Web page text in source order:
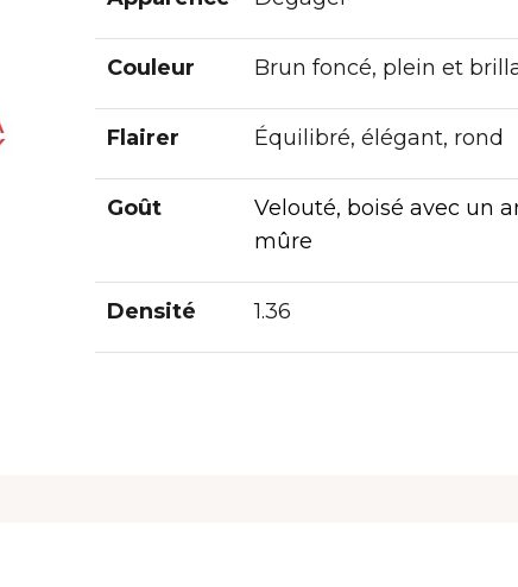
Couleur Brun foncé, plein et
Flairer Équilibré, élégant, rond
Goût Velouté, boisé avec un
mûre
Densité 1.36